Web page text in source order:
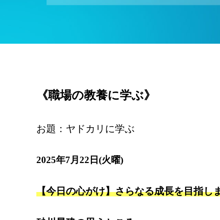
《職場の教養に学ぶ》
お題：ヤドカリに学ぶ
2025年7月22日(火曜)
【今日の心がけ】さらなる成長を目指し